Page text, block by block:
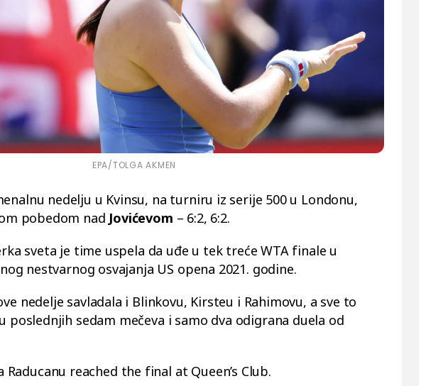
EPA/TOLGA AKMEN
nedelju u Kvinsu, na turniru iz serije 500 u Londonu,
pobedom nad Jovićevom – 6:2, 6:2.
sveta je time uspela da uđe u tek treće WTA finale u
nestvarnog osvajanja US opena 2021. godine.
nedelje savladala i Blinkovu, Kirsteu i Rahimovu, a sve to
poslednjih sedam mečeva i samo dva odigrana duela od
reached the final at Queen’s Club.